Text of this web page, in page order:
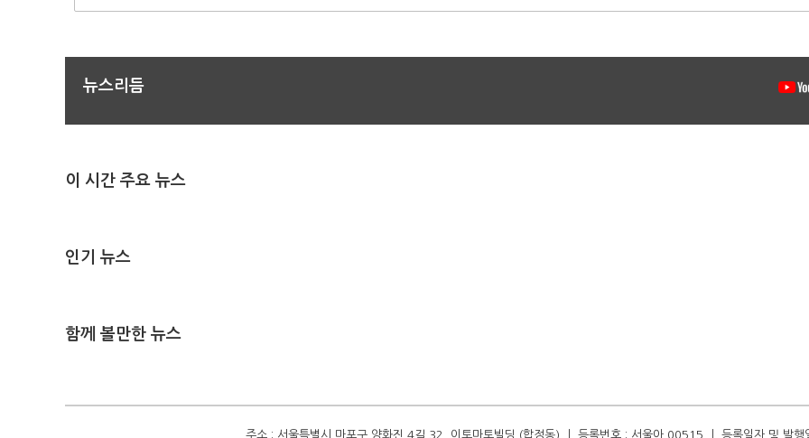
뉴스리듬
이 시간 주요 뉴스
인기 뉴스
함께 볼만한 뉴스
주소 : 서울특별시 마포구 양화진 4길 32, 이토마토빌딩 (합정동) ㅣ 등록번호 : 서울아 00515 ㅣ 등록일자 및 발